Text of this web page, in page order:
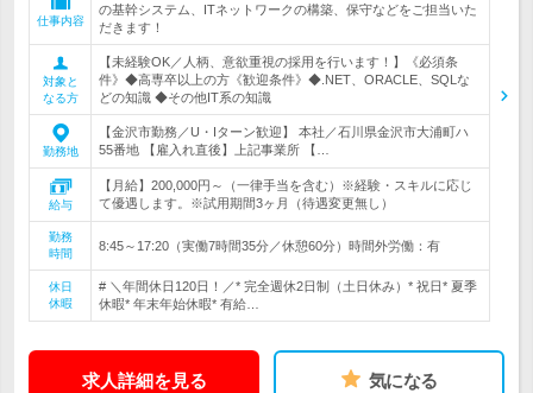
仕事内容
の基幹システム、ITネットワークの構築、保守などをご担当いた
だきます！
対象と
なる方
【未経験OK／人柄、意欲重視の採用を行います！】《必須条
件》◆高専卒以上の方《歓迎条件》◆.NET、ORACLE、SQLな
どの知識 ◆その他IT系の知識
勤務地
【金沢市勤務／U・Iターン歓迎】 本社／石川県金沢市大浦町ハ
55番地 【雇入れ直後】上記事業所 【…
給与
【月給】200,000円～（一律手当を含む）※経験・スキルに応じ
て優遇します。※試用期間3ヶ月（待遇変更無し）
勤務
時間
8:45～17:20（実働7時間35分／休憩60分）時間外労働：有
休日
休暇
# ＼年間休日120日！／* 完全週休2日制（土日休み）* 祝日* 夏季
休暇* 年末年始休暇* 有給…
求人詳細を見る 気になる